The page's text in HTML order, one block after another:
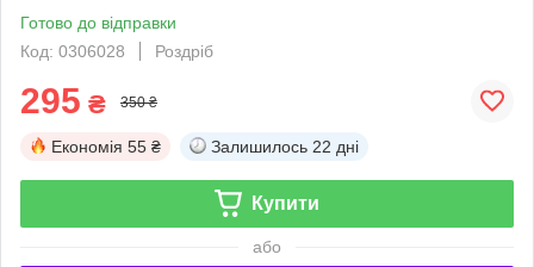
Готово до відправки
Код: 0306028
Роздріб
295 ₴ 350 ₴
Економія 55 ₴ Залишилось 22 дні
Купити
або